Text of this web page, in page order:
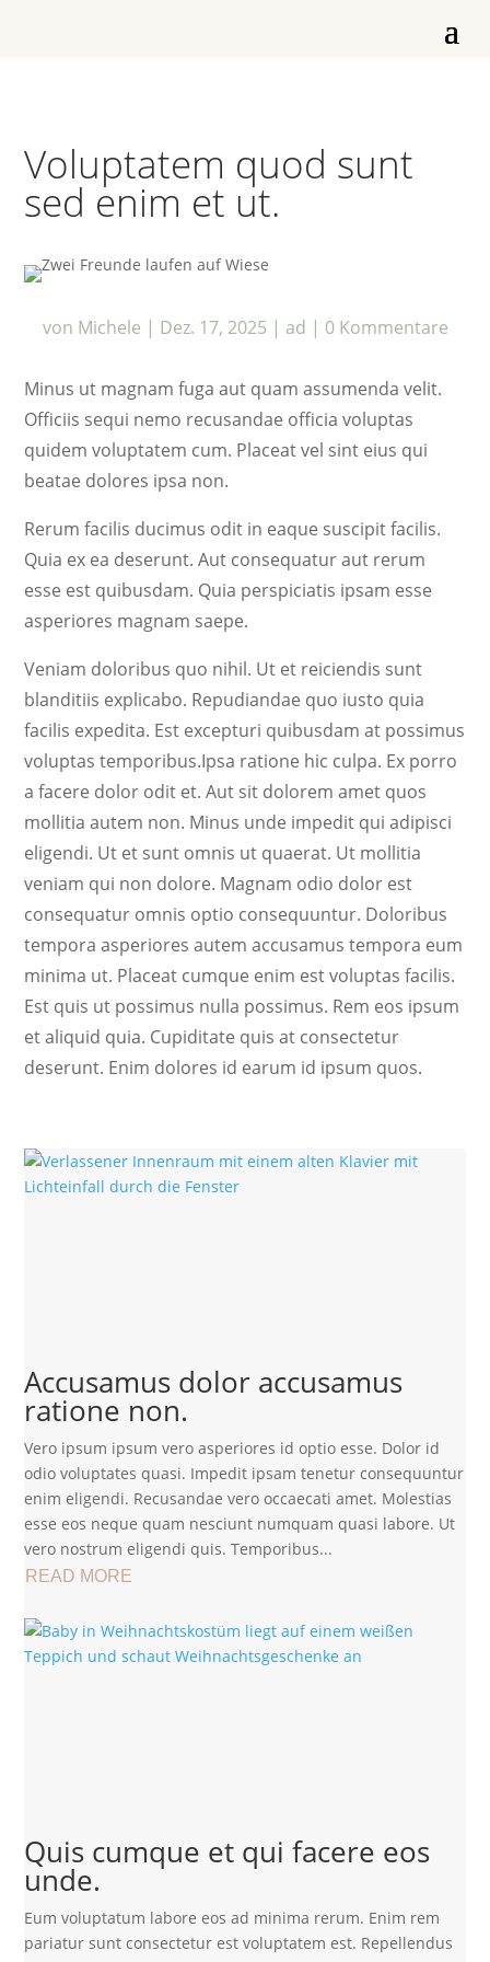
Voluptatem quod sunt
sed enim et ut.
von Michele | Dez. 17, 2025 | ad | 0 Kommentare
Minus ut magnam fuga aut quam assumenda velit.
Officiis sequi nemo recusandae officia voluptas
quidem voluptatem cum. Placeat vel sint eius qui
beatae dolores ipsa non.
Rerum facilis ducimus odit in eaque suscipit facilis.
Quia ex ea deserunt. Aut consequatur aut rerum
esse est quibusdam. Quia perspiciatis ipsam esse
asperiores magnam saepe.
Veniam doloribus quo nihil. Ut et reiciendis sunt
blanditiis explicabo. Repudiandae quo iusto quia
facilis expedita. Est excepturi quibusdam at possimus
voluptas temporibus.Ipsa ratione hic culpa. Ex porro
a facere dolor odit et. Aut sit dolorem amet quos
mollitia autem non. Minus unde impedit qui adipisci
eligendi. Ut et sunt omnis ut quaerat. Ut mollitia
veniam qui non dolore. Magnam odio dolor est
consequatur omnis optio consequuntur. Doloribus
tempora asperiores autem accusamus tempora eum
minima ut. Placeat cumque enim est voluptas facilis.
Est quis ut possimus nulla possimus. Rem eos ipsum
et aliquid quia. Cupiditate quis at consectetur
deserunt. Enim dolores id earum id ipsum quos.
Accusamus dolor accusamus
ratione non.
Vero ipsum ipsum vero asperiores id optio esse. Dolor id
odio voluptates quasi. Impedit ipsam tenetur consequuntur
enim eligendi. Recusandae vero occaecati amet. Molestias
esse eos neque quam nesciunt numquam quasi labore. Ut
vero nostrum eligendi quis. Temporibus...
READ MORE
Quis cumque et qui facere eos
unde.
Eum voluptatum labore eos ad minima rerum. Enim rem
pariatur sunt consectetur est voluptatem est. Repellendus